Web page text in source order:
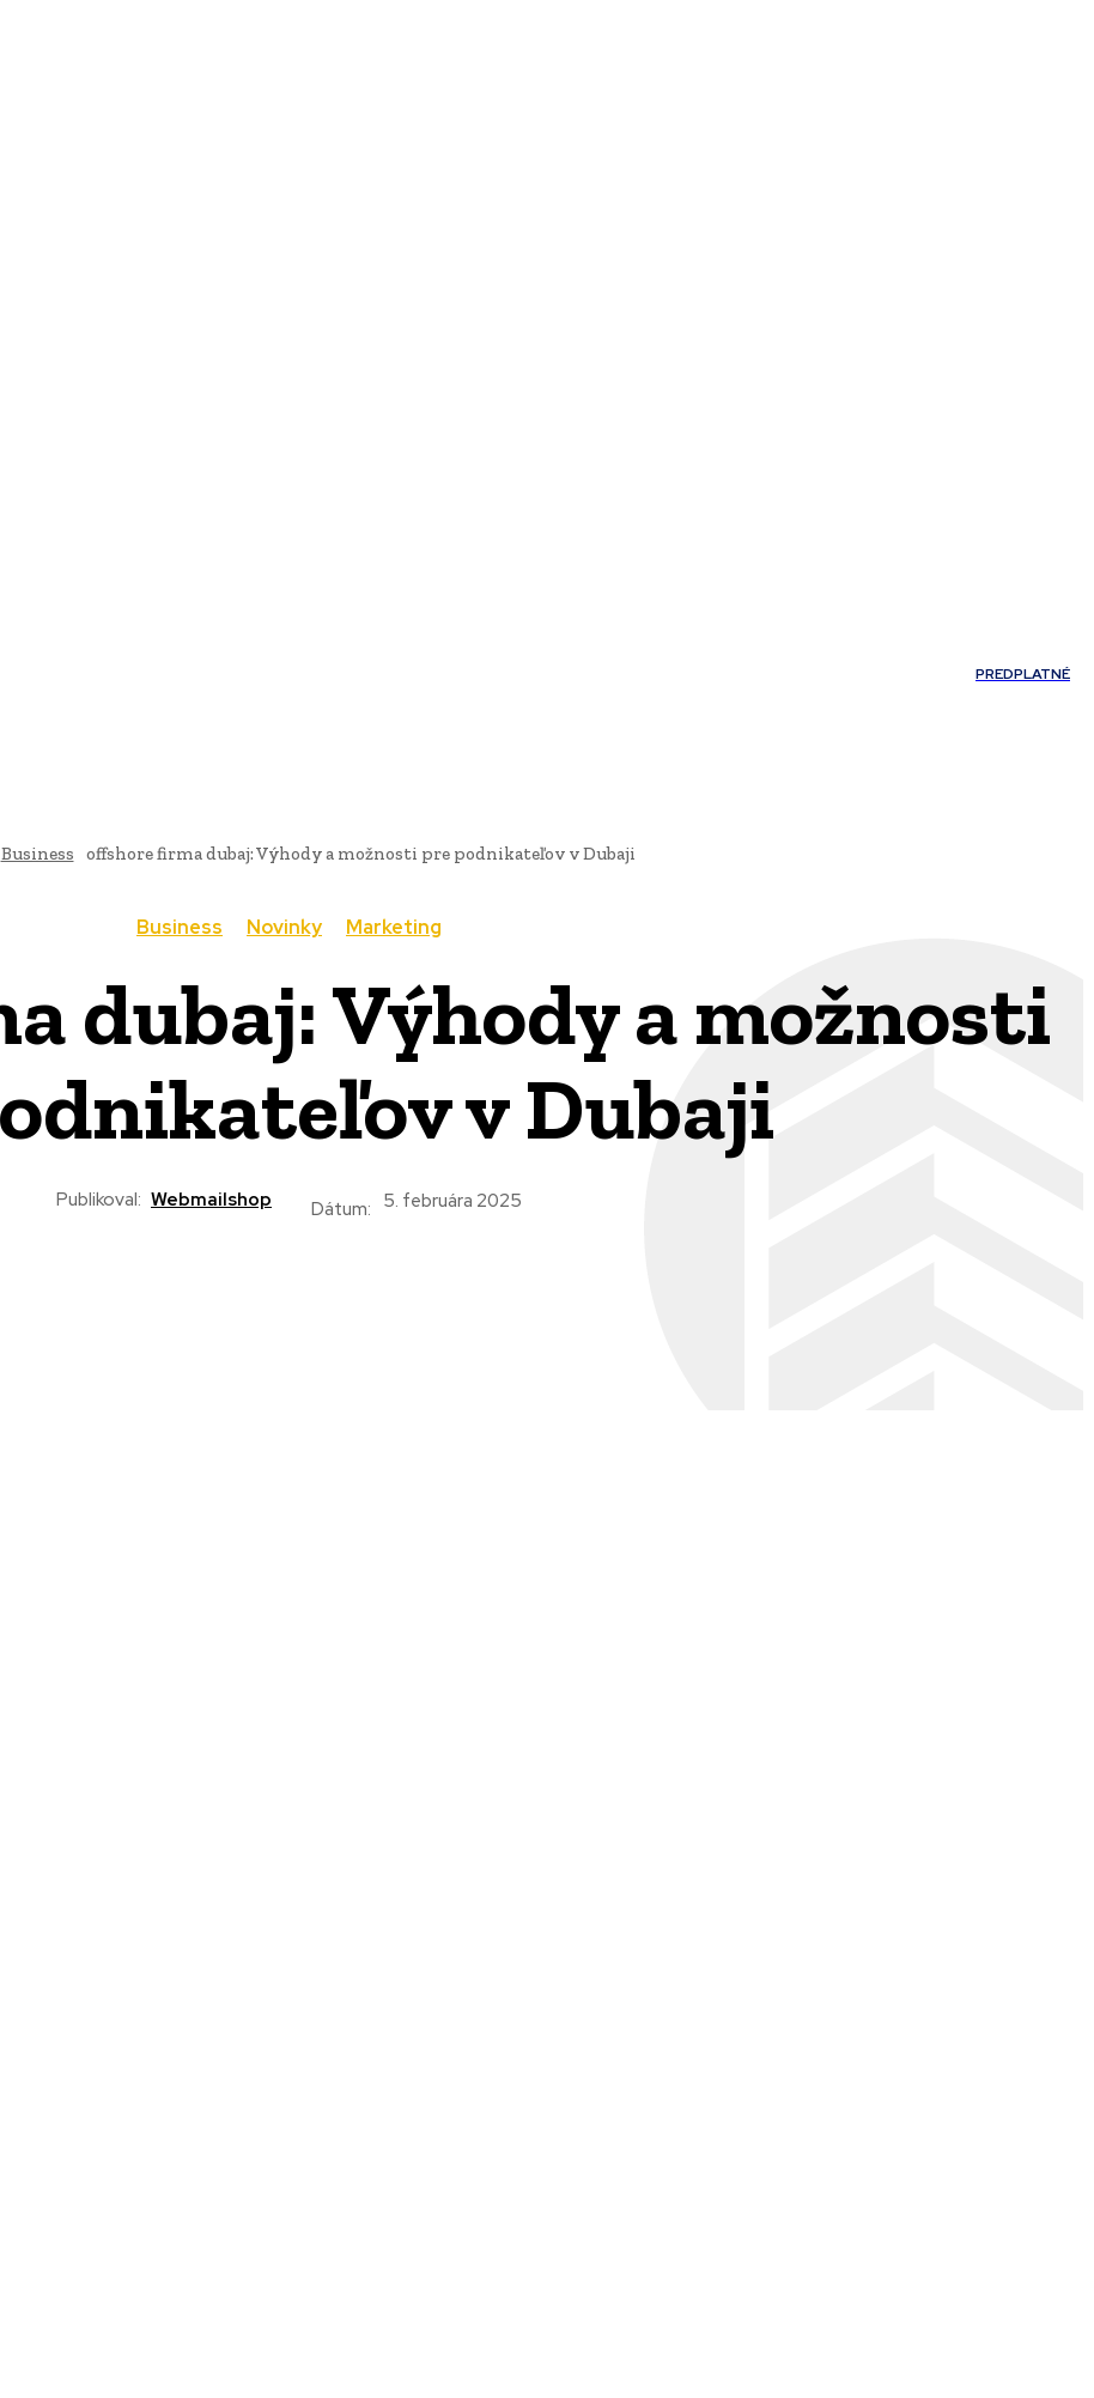
PREDPLATNÉ
Business offshore firma dubaj: Výhody a možnosti pre podnikateľov v Dubaji
Business Novinky Marketing
dubaj: Výhody a možnosti
v Dubaji
Publikoval: Webmailshop Dátum: 5. februára 2025